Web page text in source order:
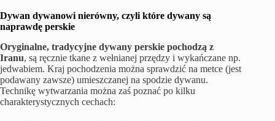
Dywan dywanowi nierówny, czyli które dywany są
naprawdę perskie
Oryginalne, tradycyjne dywany perskie pochodzą z
Iranu, są ręcznie tkane z wełnianej przędzy i wykańczane np.
jedwabiem. Kraj pochodzenia można sprawdzić na metce (jest
podawany zawsze) umieszczanej na spodzie dywanu.
Technikę wytwarzania można zaś poznać po kilku
charakterystycznych cechach: